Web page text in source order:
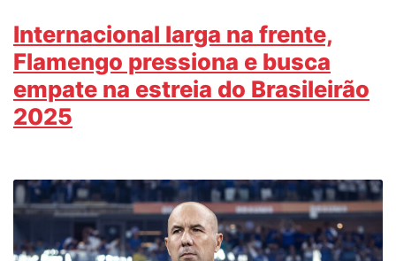
Internacional larga na frente,
Flamengo pressiona e busca
empate na estreia do Brasileirão
2025